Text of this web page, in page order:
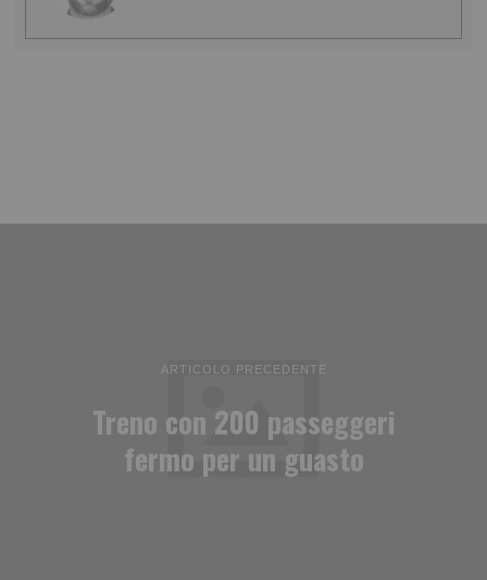
ARTICOLO PRECEDENTE
Treno con 200 passeggeri
fermo per un guasto